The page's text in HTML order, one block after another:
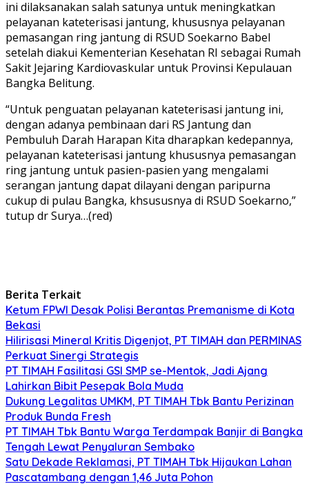
ini dilaksanakan salah satunya untuk meningkatkan
pelayanan kateterisasi jantung, khususnya pelayanan
pemasangan ring jantung di RSUD Soekarno Babel
setelah diakui Kementerian Kesehatan RI sebagai Rumah
Sakit Jejaring Kardiovaskular untuk Provinsi Kepulauan
Bangka Belitung.
“Untuk penguatan pelayanan kateterisasi jantung ini,
dengan adanya pembinaan dari RS Jantung dan
Pembuluh Darah Harapan Kita dharapkan kedepannya,
pelayanan kateterisasi jantung khususnya pemasangan
ring jantung untuk pasien-pasien yang mengalami
serangan jantung dapat dilayani dengan paripurna
cukup di pulau Bangka, khsususnya di RSUD Soekarno,”
tutup dr Surya…(red)
Berita Terkait
Ketum FPWI Desak Polisi Berantas Premanisme di Kota
Bekasi
Hilirisasi Mineral Kritis Digenjot, PT TIMAH dan PERMINAS
Perkuat Sinergi Strategis
PT TIMAH Fasilitasi GSI SMP se-Mentok, Jadi Ajang
Lahirkan Bibit Pesepak Bola Muda
Dukung Legalitas UMKM, PT TIMAH Tbk Bantu Perizinan
Produk Bunda Fresh
PT TIMAH Tbk Bantu Warga Terdampak Banjir di Bangka
Tengah Lewat Penyaluran Sembako
Satu Dekade Reklamasi, PT TIMAH Tbk Hijaukan Lahan
Pascatambang dengan 1,46 Juta Pohon